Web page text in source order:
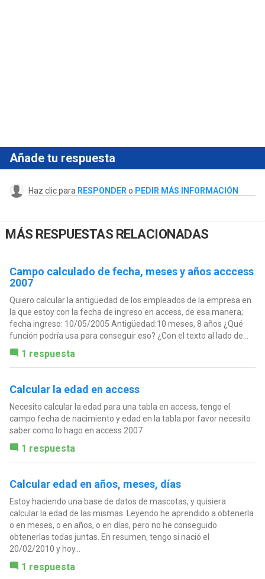
Añade tu respuesta
Haz clic para RESPONDER o PEDIR MÁS INFORMACIÓN
MÁS RESPUESTAS RELACIONADAS
Campo calculado de fecha, meses y años acccess
2007
Quiero calcular la antigüedad de los empleados de la empresa en
la que estoy con la fecha de ingreso en access, de esa manera;
fecha ingreso: 10/05/2005 Antigüedad:10 meses, 8 años ¿Qué
función podría usa para conseguir eso? ¿Con el texto al lado de...
1 respuesta
Calcular la edad en access
Necesito calcular la edad para una tabla en access, tengo el
campo fecha de nacimiento y edad en la tabla por favor necesito
saber como lo hago en access 2007
1 respuesta
Calcular edad en años, meses, días
Estoy haciendo una base de datos de mascotas, y quisiera
calcular la edad de las mismas. Leyendo he aprendido a obtenerla
o en meses, o en años, o en días, pero no he conseguido
obtenerlas todas juntas. En resumen, tengo si nació el
20/02/2010 y hoy...
1 respuesta